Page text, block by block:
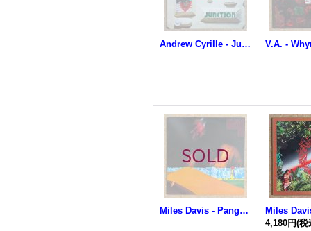
Andrew Cyrille - Junction
Miles Davis - Pangaea
Miles
4,180円(税